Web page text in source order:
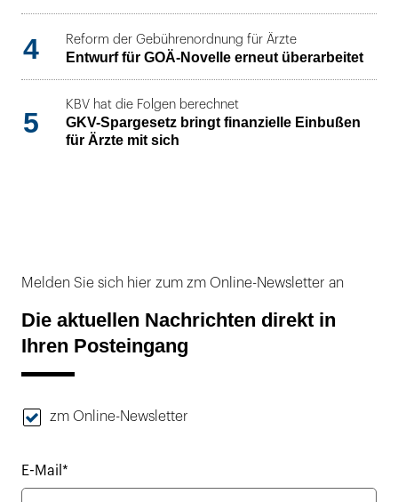
4 Reform der Gebührenordnung für Ärzte
Entwurf für GOÄ-Novelle erneut überarbeitet
5
KBV hat die Folgen berechnet
GKV-Spargesetz bringt finanzielle Einbußen
für Ärzte mit sich
Melden Sie sich hier zum zm Online-Newsletter an
Die aktuellen Nachrichten direkt in
Ihren Posteingang
zm Online-Newsletter
E-Mail*